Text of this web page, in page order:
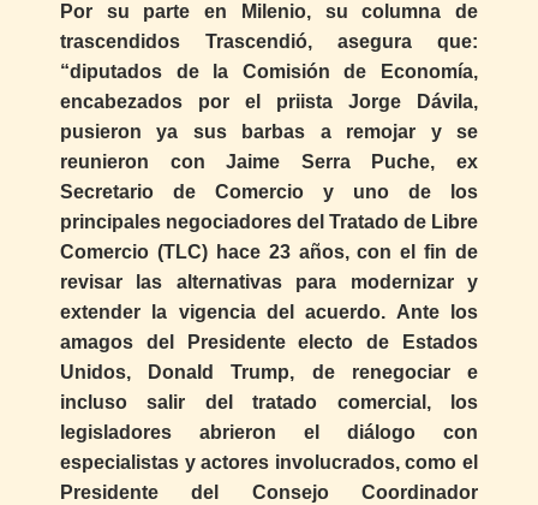
Por su parte en Milenio, su columna de
trascendidos Trascendió, asegura que:
“diputados de la Comisión de Economía,
encabezados por el priista Jorge Dávila,
pusieron ya sus barbas a remojar y se
reunieron con Jaime Serra Puche, ex
Secretario de Comercio y uno de los
principales negociadores del Tratado de Libre
Comercio (TLC) hace 23 años, con el fin de
revisar las alternativas para modernizar y
extender la vigencia del acuerdo. Ante los
amagos del Presidente electo de Estados
Unidos, Donald Trump, de renegociar e
incluso salir del tratado comercial, los
legisladores abrieron el diálogo con
especialistas y actores involucrados, como el
Presidente del Consejo Coordinador